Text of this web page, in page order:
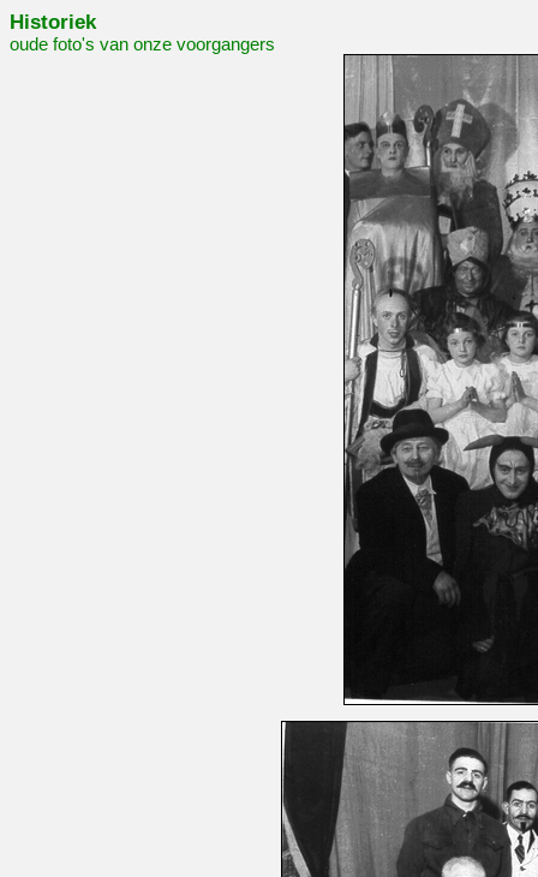
Historiek
oude foto's van onze voorgangers